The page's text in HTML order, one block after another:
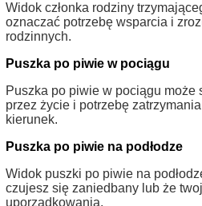
Widok członka rodziny
oznaczać potrzebę wsparcia i
rodzinnych.
Puszka po piwie w pociągu
Puszka po piwie w pociągu może
przez życie i potrzebę
kierunek.
Puszka po piwie na podłodze
Widok puszki po piwie na
czujesz się zaniedbany lub że
uporządkowania.